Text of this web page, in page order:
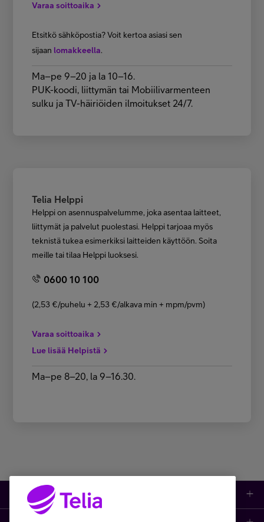
Varaa soittoaika
Etsitkö sähköpostia? Voit kertoa asiasi sen
sijaan lomakkeella.
Ma–pe 9–20 ja la 10–16.
PUK-koodi, liittymän tai Mobiilivarmenteen
sulku ja TV-häiriöiden ilmoitukset 24/7.
Telia Helppi
Helppi on asennuspalvelumme, joka asentaa laitteet,
liittymät ja palvelut puolestasi. Helppi tarjoaa myös
teknistä tukea esimerkiksi laitteiden käyttöön. Soita
meille tai tilaa Helppi luoksesi.
0600 10 100
(2,53 €/puhelu + 2,53 €/alkava min + mpm/pvm)
Varaa soittoaika
Lue lisää Helpistä
Ma–pe 8–20, la 9–16.30.
Kauppa